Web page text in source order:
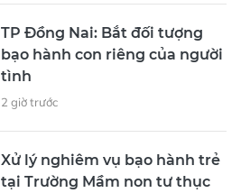
TP Đồng Nai: Bắt đối tượng
bạo hành con riêng của người
tình
2 giờ trước
Xử lý nghiêm vụ bạo hành trẻ
tại Trường Mầm non tư thục